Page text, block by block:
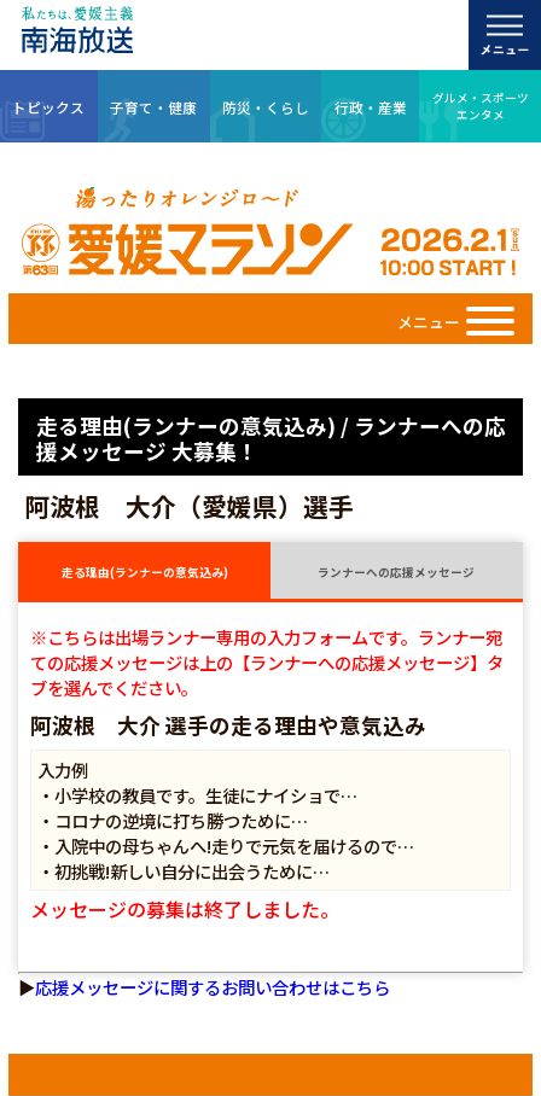
トピックス 子育て・健康 防災・くらし 行政・産業
グルメ・スポーツ
エンタメ
メニュー
走る理由(ランナーの意気込み) / ランナーへの応
援メッセージ 大募集！
阿波根 大介（愛媛県）選手
走る理由(ランナーの意気込み) ランナーへの応援メッセージ
※こちらは出場ランナー専用の入力フォームです。ランナー宛
ての応援メッセージは上の【ランナーへの応援メッセージ】タ
ブを選んでください。
阿波根 大介 選手の走る理由や意気込み
入力例
・小学校の教員です。生徒にナイショで…
・コロナの逆境に打ち勝つために…
・入院中の母ちゃんへ!走りで元気を届けるので…
・初挑戦!新しい自分に出会うために…
メッセージの募集は終了しました。
▶応援メッセージに関するお問い合わせはこちら